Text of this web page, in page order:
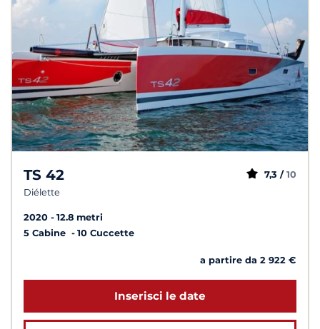
TS 42
Diélette
7,3 / 10
2020
12.8 metri
5 Cabine
10 Cuccette
a partire da 2 922 €
Inserisci le date